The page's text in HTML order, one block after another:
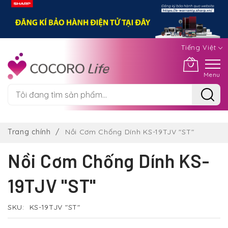
Tiếng Việt
Menu
nộiTrang chính Nồi Cơm Chống Dính KS-19TJV "ST"
Nồi Cơm Chống Dính KS-
19TJV "ST"
SKU KS-19TJV "ST"